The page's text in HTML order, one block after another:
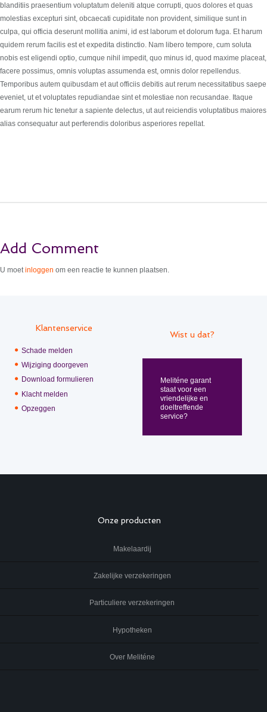
blanditiis praesentium voluptatum deleniti atque corrupti, quos dolores et quas
molestias excepturi sint, obcaecati cupiditate non provident, similique sunt in
culpa, qui officia deserunt mollitia animi, id est laborum et dolorum fuga. Et harum
quidem rerum facilis est et expedita distinctio. Nam libero tempore, cum soluta
nobis est eligendi optio, cumque nihil impedit, quo minus id, quod maxime placeat,
facere possimus, omnis voluptas assumenda est, omnis dolor repellendus.
Temporibus autem quibusdam et aut officiis debitis aut rerum necessitatibus saepe
eveniet, ut et voluptates repudiandae sint et molestiae non recusandae. Itaque
earum rerum hic tenetur a sapiente delectus, ut aut reiciendis voluptatibus maiores
alias consequatur aut perferendis doloribus asperiores repellat.
Add Comment
U moetinloggen om een reactie te kunnen plaatsen.
Klantenservice
Schade melden
Wijziging doorgeven
Download formulieren
Klacht melden
Opzeggen
Wist u dat?
Meliténe garant
staat voor een
vriendelijke en
doeltreffende
service?
Onze producten
Makelaardij
Zakelijke verzekeringen
Particuliere verzekeringen
Hypotheken
Over Meliténe